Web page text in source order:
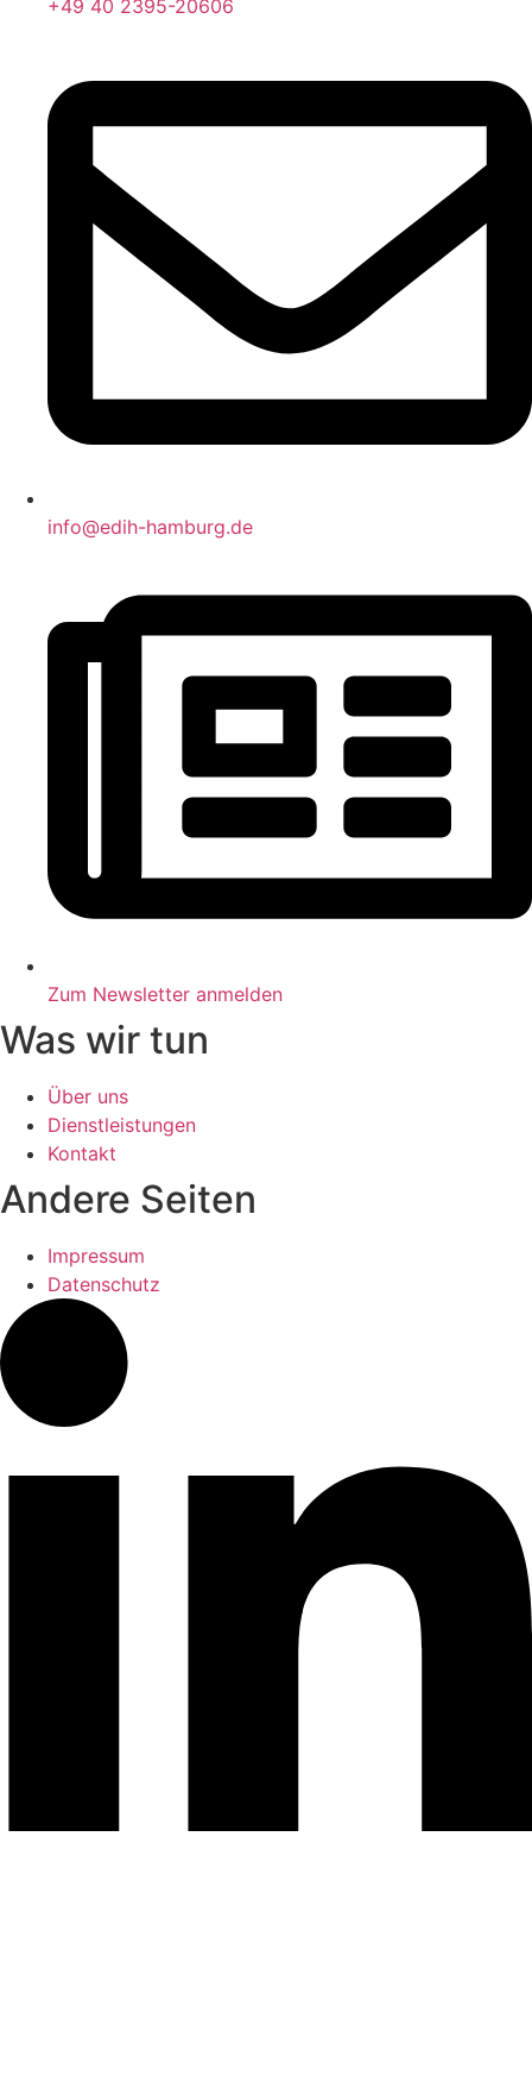
+49 40 2395-20606
info@edih-hamburg.de
Zum Newsletter anmelden
Was wir tun
Über uns
Dienstleistungen
Kontakt
Andere Seiten
Impressum
Datenschutz